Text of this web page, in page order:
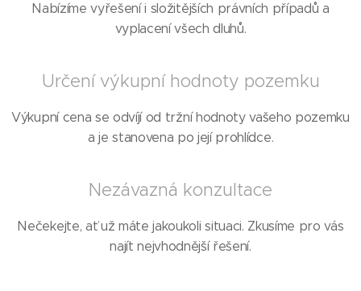
Nabízíme vyřešení i složitějších právních případů a
vyplacení všech dluhů.
Určení výkupní hodnoty pozemku
Výkupní cena se odvíjí od tržní hodnoty vašeho pozemku
a je stanovena po její prohlídce.
Nezávazná konzultace
Nečekejte, ať už máte jakoukoli situaci. Zkusíme pro vás
najít nejvhodnější řešení.